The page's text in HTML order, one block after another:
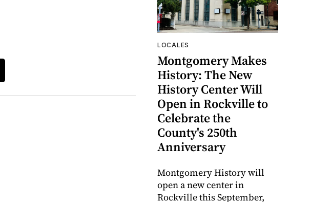
LOCALES
Montgomery Makes
History: The New
History Center Will
Open in Rockville to
Celebrate the
County's 250th
Anniversary
Montgomery History will
open a new center in
Rockville this September,